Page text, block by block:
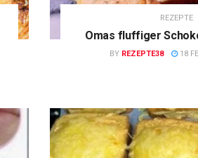
REZEPTE
Omas fluffiger
BY REZEPTE38 18